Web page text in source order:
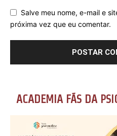
Salve meu nome, e-mail e
próxima vez que eu comentar.
ACADEMIA FÃS DA